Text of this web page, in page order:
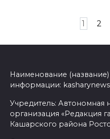
1 2
Наименование
информации:
Учредитель: Автономная
организация «Редакция
Кашарского района